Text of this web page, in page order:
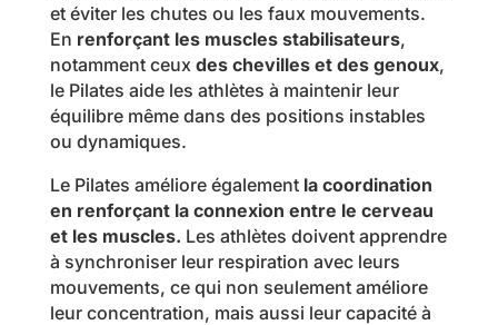
et éviter les chutes ou les faux mouvements.
En renforçant les muscles stabilisateurs,
notamment ceux des chevilles et des genoux,
le Pilates aide les athlètes à maintenir leur
équilibre même dans des positions instables
ou dynamiques.
Le Pilates améliore également la coordination
en renforçant la connexion entre le cerveau
et les muscles. Les athlètes doivent apprendre
à synchroniser leur respiration avec leurs
mouvements, ce qui non seulement améliore
leur concentration, mais aussi leur capacité à